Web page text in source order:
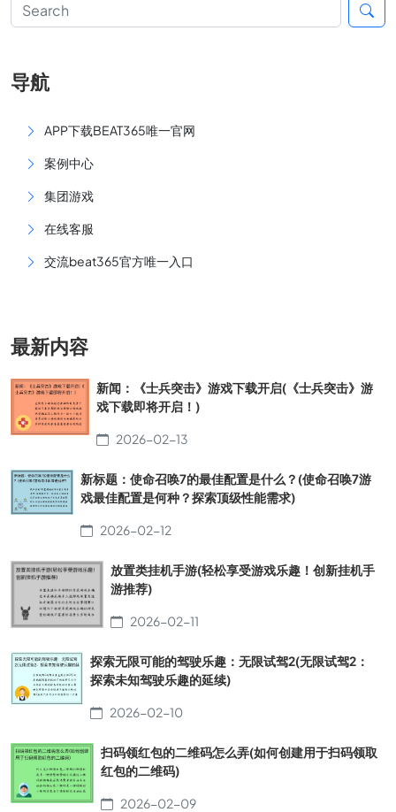
导航
APP下载BEAT365唯一官网
案例中心
集团游戏
在线客服
交流beat365官方唯一入口
最新内容
新闻：《士兵突击》游戏下载开启(《士兵突击》游
戏下载即将开启！)
2026-02-13
新标题：使命召唤7的最佳配置是什么？(使命召唤7游
戏最佳配置是何种？探索顶级性能需求)
2026-02-12
放置类挂机手游(轻松享受游戏乐趣！创新挂机手
游推荐)
2026-02-11
探索无限可能的驾驶乐趣：无限试驾2(无限试驾2：
探索未知驾驶乐趣的延续)
2026-02-10
扫码领红包的二维码怎么弄(如何创建用于扫码领取
红包的二维码)
2026-02-09